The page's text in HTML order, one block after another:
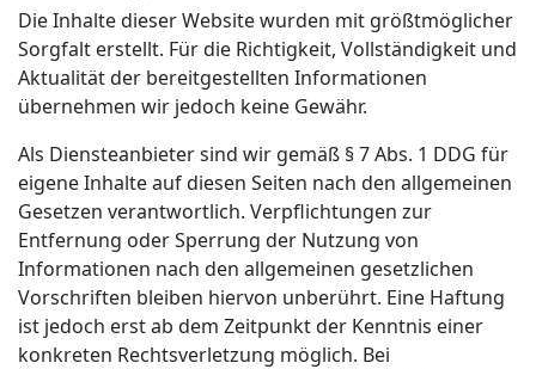
Die Inhalte dieser Website wurden mit größtmöglicher
Sorgfalt erstellt. Für die Richtigkeit, Vollständigkeit und
Aktualität der bereitgestellten Informationen
übernehmen wir jedoch keine Gewähr.
Als Diensteanbieter sind wir gemäß § 7 Abs. 1 DDG für
eigene Inhalte auf diesen Seiten nach den allgemeinen
Gesetzen verantwortlich. Verpflichtungen zur
Entfernung oder Sperrung der Nutzung von
Informationen nach den allgemeinen gesetzlichen
Vorschriften bleiben hiervon unberührt. Eine Haftung
ist jedoch erst ab dem Zeitpunkt der Kenntnis einer
konkreten Rechtsverletzung möglich. Bei